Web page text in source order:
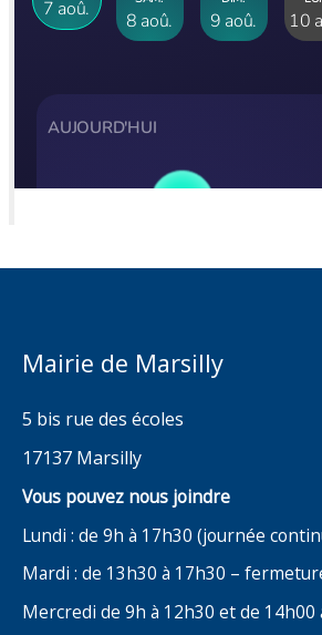
Mairie de Marsilly
5 bis rue des écoles
17137 Marsilly
Vous pouvez nous joindre
Lundi : de 9h à 17h30 (journée
Mardi : de 13h30 à 17h30 –
Mercredi de 9h à 12h30 et de 14h00